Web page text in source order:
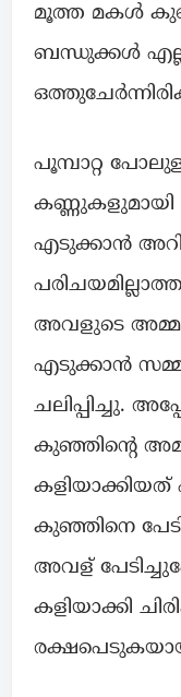
മൂത്ത മകൾ
ബന്ധുക്കൾ
പൂമ്പാറ്റ
കണ്ണുകളുമായി
എടുക്കാൻ
അവളുടെ
എടുക്കാൻ
ചലിപ്പിച്ചു.
കുഞ്ഞിന്റെ
കുഞ്ഞിനെ
അവള്
കളിയാക്കി